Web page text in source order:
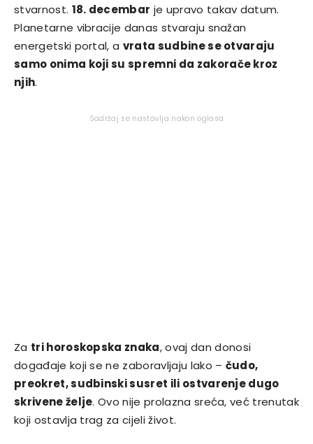
stvarnost. 18. decembar je upravo takav datum.
Planetarne vibracije danas stvaraju snažan
energetski portal, a vrata sudbine se otvaraju
samo onima koji su spremni da zakorače kroz
njih.
Sadržaj se nastavlja nakon oglasa
Za tri horoskopska znaka, ovaj dan donosi
događaje koji se ne zaboravljaju lako – čudo,
preokret, sudbinski susret ili ostvarenje dugo
skrivene želje. Ovo nije prolazna sreća, već trenutak
koji ostavlja trag za cijeli život.